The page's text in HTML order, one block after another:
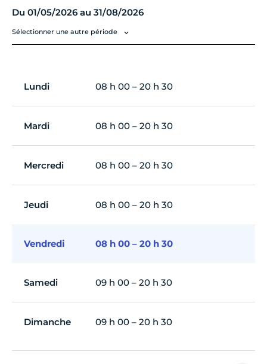
Du 01/05/2026 au 31/08/2026
Sélectionner une autre période
Lundi 08 h 00 – 20 h 30
Mardi 08 h 00 – 20 h 30
Mercredi 08 h 00 – 20 h 30
Jeudi 08 h 00 – 20 h 30
Vendredi 08 h 00 – 20 h 30
Samedi 09 h 00 – 20 h 30
Dimanche 09 h 00 – 20 h 30